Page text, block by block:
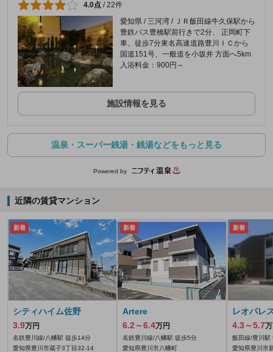
4.0点 /22件
愛知県 / 三河湾 / ＪＲ飯田線牛久保駅から
豊鉄バス豊橋駅前行きで2分、 正岡町下
車、徒歩7分東名高速道路豊川ＩＣから
国道151号、一般道を小坂井 方面へ5km
入浴料金：900円～
施設情報を見る
温泉・スーパー銭湯・銭湯などをもっと見る
Powered by
近隣の賃貸マンション
新着
シティハイム佐野
3.9万円
名鉄豊川線/八幡駅 徒歩14分
愛知県豊川市蔵子3丁目32‐14
新着
Artere
6.2～6.4万円
名鉄豊川線/八幡駅 徒歩5分
愛知県豊川市八幡町
新着
レオパレ
4.3～5.7
飯田線/豊川駅
愛知県豊川市